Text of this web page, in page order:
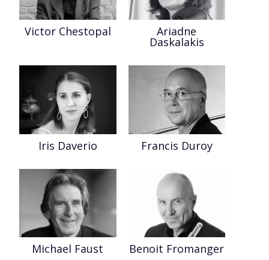
Victor Chestopal Ariadne
Daskalakis
Iris Daverio Francis Duroy
Michael Faust Benoit Fromanger